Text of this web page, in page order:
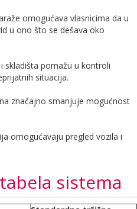
omogućava vlasnicima da u
u ono što se dešava oko
skladišta pomažu u kontroli
situacija.
značajno smanjuje mogućnost
omogućavaju pregled vozila i
sistema